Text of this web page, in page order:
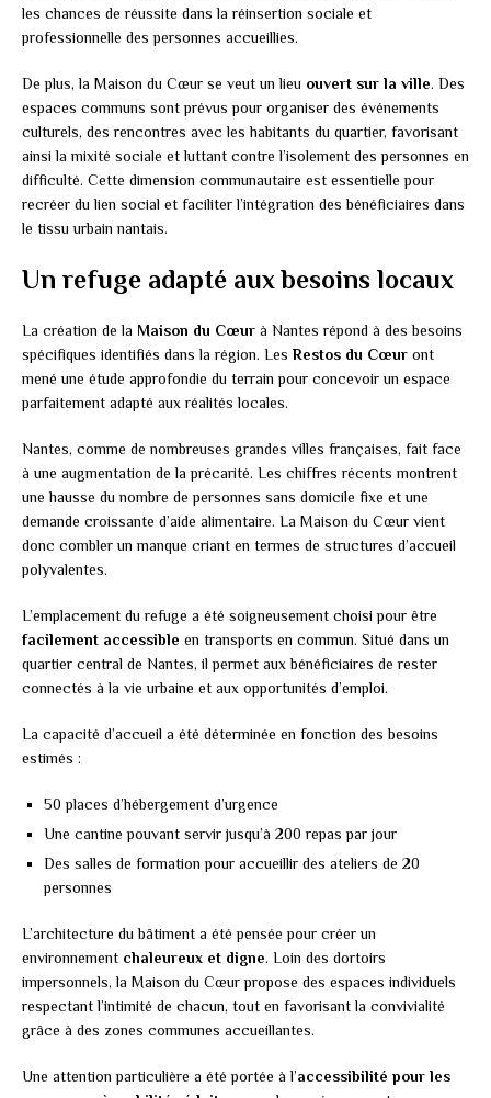
les chances de réussite dans la réinsertion sociale et
professionnelle des personnes accueillies.
De plus, la Maison du Cœur se veut un lieu ouvert sur la ville. Des
espaces communs sont prévus pour organiser des événements
culturels, des rencontres avec les habitants du quartier, favorisant
ainsi la mixité sociale et luttant contre l’isolement des personnes en
difficulté. Cette dimension communautaire est essentielle pour
recréer du lien social et faciliter l’intégration des bénéficiaires dans
le tissu urbain nantais.
Un refuge adapté aux besoins locaux
La création de la Maison du Cœur à Nantes répond à des besoins
spécifiques identifiés dans la région. LesRestos du Cœur ont
mené une étude approfondie du terrain pour concevoir un espace
parfaitement adapté aux réalités locales.
Nantes, comme de nombreuses grandes villes françaises, fait face
à une augmentation de la précarité. Les chiffres récents montrent
une hausse du nombre de personnes sans domicile fixe et une
demande croissante d’aide alimentaire. La Maison du Cœur vient
donc combler un manque criant en termes de structures d’accueil
polyvalentes.
L’emplacement du refuge a été soigneusement choisi pour être
facilement accessible en transports en commun. Situé dans un
quartier central de Nantes, il permet aux bénéficiaires de rester
connectés à la vie urbaine et aux opportunités d’emploi.
La capacité d’accueil a été déterminée en fonction des besoins
estimés :
50 places d’hébergement d’urgence
Une cantine pouvant servir jusqu’à 200 repas par jour
Des salles de formation pour accueillir des ateliers de 20
personnes
L’architecture du bâtiment a été pensée pour créer un
environnement chaleureux et digne. Loin des dortoirs
impersonnels, la Maison du Cœur propose des espaces individuels
respectant l’intimité de chacun, tout en favorisant la convivialité
grâce à des zones communes accueillantes.
Une attention particulière a été portée à l’accessibilité pour les